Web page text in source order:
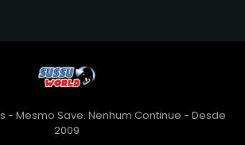
- Mesmo Save. Nenhum Continue - Desde
2009